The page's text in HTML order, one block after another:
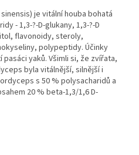
je vitální houba bohatá
- 1,3-?-D-glukany, 1,3-?-D
flavonoidy, steroly,
polypeptidy. Účinky
yaků. Všimli si, že zvířata,
byla vitálnější, silnější i
s 50 % polysacharidů a
20 % beta-1,3/1,6 D-